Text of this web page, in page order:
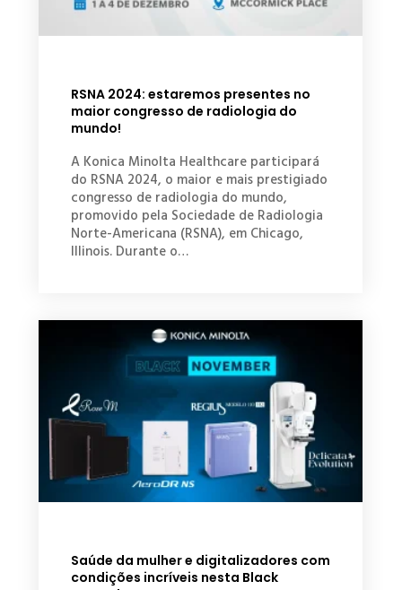
RSNA 2024: estaremos presentes no
maior congresso de radiologia do
mundo!
A Konica Minolta Healthcare participará
do RSNA 2024, o maior e mais prestigiado
congresso de radiologia do mundo,
promovido pela Sociedade de Radiologia
Norte-Americana (RSNA), em Chicago,
Illinois. Durante o…
Saúde da mulher e digitalizadores com
condições incríveis nesta Black